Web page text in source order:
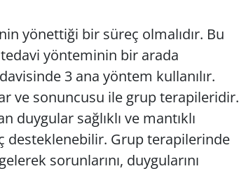
yönettiği bir süreç olmalıdır. Bu
yönteminin bir arada
3 ana yöntem kullanılır.
ve sonuncusu ile grup terapileridir.
duygular sağlıklı ve mantıklı
desteklenebilir. Grup terapilerinde
sorunlarını, duygularını